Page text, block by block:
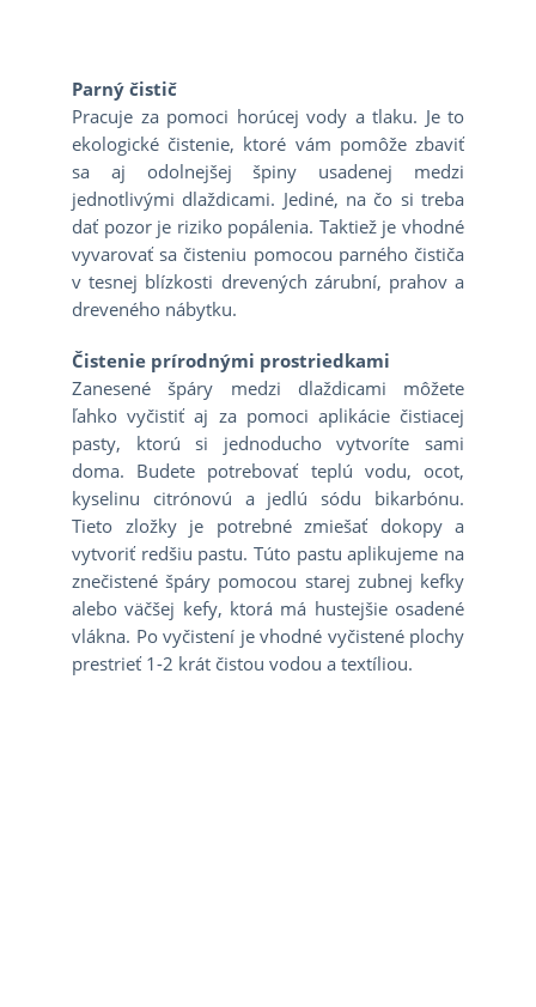
Parný čistič
Pracuje za pomoci horúcej vody a tlaku. Je to
ekologické čistenie, ktoré vám pomôže zbaviť
sa aj odolnejšej špiny usadenej medzi
jednotlivými dlaždicami. Jediné, na čo si treba
dať pozor je riziko popálenia. Taktiež je vhodné
vyvarovať sa čisteniu pomocou parného čističa
v tesnej blízkosti drevených zárubní, prahov a
dreveného nábytku.
Čistenie prírodnými prostriedkami
Zanesené špáry medzi dlaždicami môžete
ľahko vyčistiť aj za pomoci aplikácie čistiacej
pasty, ktorú si jednoducho vytvoríte sami
doma. Budete potrebovať teplú vodu, ocot,
kyselinu citrónovú a jedlú sódu bikarbónu.
Tieto zložky je potrebné zmiešať dokopy a
vytvoriť redšiu pastu. Túto pastu aplikujeme na
znečistené špáry pomocou starej zubnej kefky
alebo väčšej kefy, ktorá má hustejšie osadené
vlákna. Po vyčistení je vhodné vyčistené plochy
prestrieť 1-2 krát čistou vodou a textíliou.